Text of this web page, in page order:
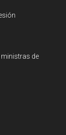
de